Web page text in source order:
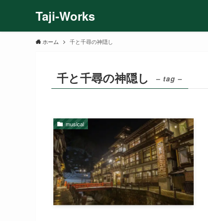
Taji-Works
ホーム 千と千尋の神隠し
千と千尋の神隠し – tag –
musical